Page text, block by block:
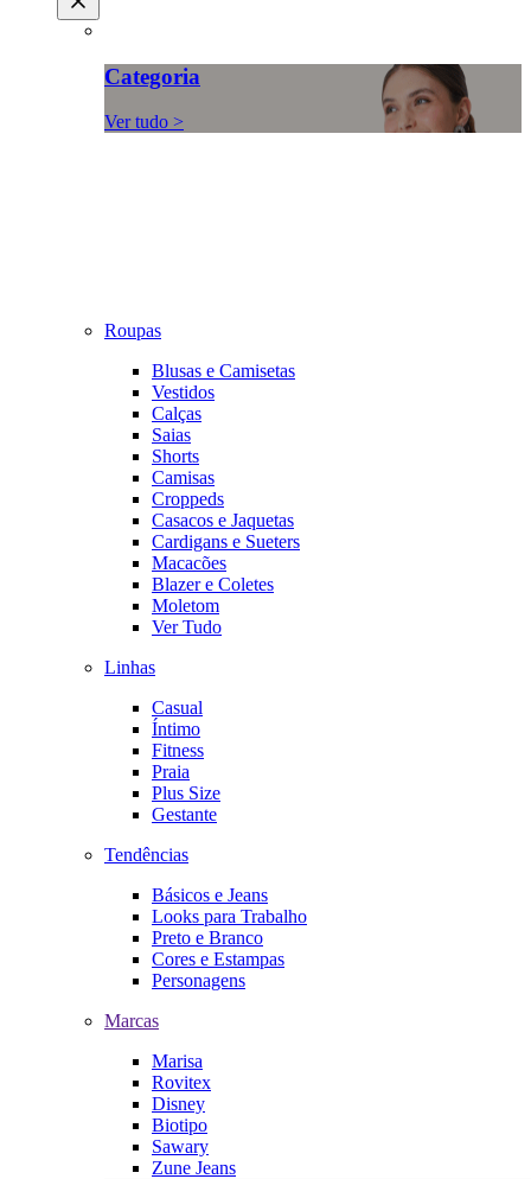
Categoria
Ver tudo >
Roupas
Blusas e Camisetas
Vestidos
Calças
Saias
Shorts
Camisas
Croppeds
Casacos e Jaquetas
Cardigans e Sueters
Macacões
Blazer e Coletes
Moletom
Ver Tudo
Linhas
Casual
Íntimo
Fitness
Praia
Plus Size
Gestante
Tendências
Básicos e Jeans
Looks para Trabalho
Preto e Branco
Cores e Estampas
Personagens
Marcas
Marisa
Rovitex
Disney
Biotipo
Sawary
Zune Jeans